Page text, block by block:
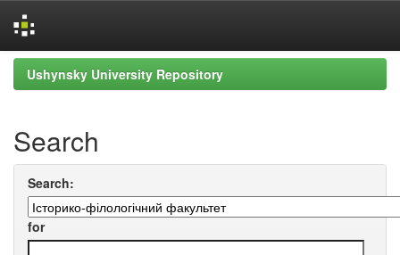
Skip
navigation
Ushynsky University Repository
Search
Search:
for